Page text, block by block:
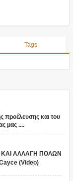
Tags
προέλευσης και του
μας ....
ΚΑΙ ΑΛΛΑΓΗ ΠΟΛΩΝ
(Video)